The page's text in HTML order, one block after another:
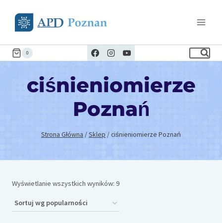
0
ciśnieniomierze
Poznań
Strona Główna /Sklep /ciśnieniomierze Poznań
Wyświetlanie wszystkich wyników: 9Posortowane
popularności